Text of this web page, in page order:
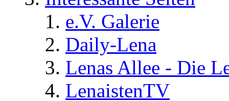
e.V. Galerie
Daily-Lena
Lenas Allee - Die
LenaistenTV